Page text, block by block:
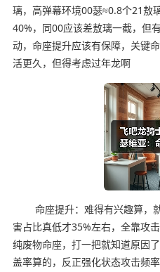
璃，高弹幕环境00瑟≈0.8个21敖
40%，同00应该差敖璃一截，但
动，命座提升应该有保障，关键
活更久，但得考虑过年龙啊
命座提升：难得有兴趣算，就
害占比真低才35%左右，全靠攻
纯废物命座，打一把就知道原因
盖率算的，反正强化状态攻击频